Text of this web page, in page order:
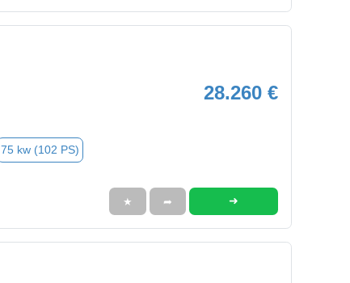
28.260 €
75 kw (102 PS)
★ ➦ ➜